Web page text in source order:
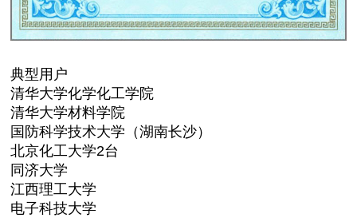
典型用 户
清华大学化学化工学院
清华大学材料学院
国防科学技术大学（湖南长沙）
北京化工大学2台
同济大学
江西理工大学
电子科技大学